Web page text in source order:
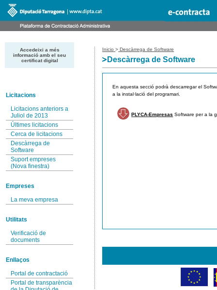
Accedeixi a més
informació amb el seu
certificat digital
Licitacions
Licitacions anteriors a
Juliol de 2013
Últimes licitacions
Cerca de licitacions
Descàrrega de
Software
Suport empreses
(Nova finestra)
Empreses
La meva empresa
Utilitats
Verificació de
documents
Enllaços
Portal de contractació
Portal de transparència
Inicio> Descàrrega de Software
Descàrrega de Software
En aquesta secció podrà descarregar el
a la instal·lació del programari.
PLYCA-Empresas Software per a la